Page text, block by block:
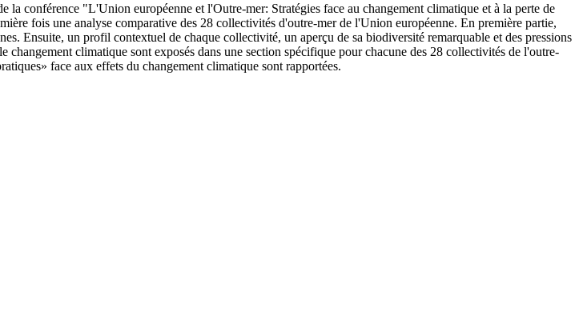
conférence "L'Union européenne et l'Outre-mer: Stratégies face au changement climatique et à la perte de
fois une analyse comparative des 28 collectivités d'outre-mer de l'Union européenne. En première partie,
Ensuite, un profil contextuel de chaque collectivité, un aperçu de sa biodiversité remarquable et des pressions
changement climatique sont exposés dans une section spécifique pour chacune des 28 collectivités de l'outre-
face aux effets du changement climatique sont rapportées.